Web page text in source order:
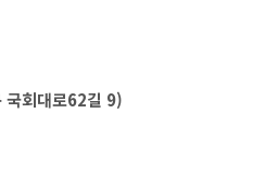
국회대로62길 9)